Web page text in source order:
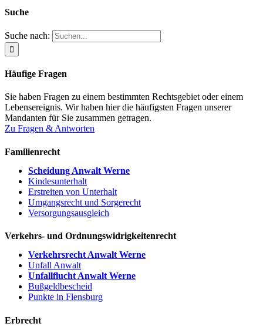
Suche
Suche nach:
Häufige Fragen
Sie haben Fragen zu einem bestimmten Rechtsgebiet oder einem
Lebensereignis. Wir haben hier die häufigsten Fragen unserer
Mandanten für Sie zusammen getragen.
Zu Fragen & Antworten
Familienrecht
Scheidung Anwalt Werne
Kindesunterhalt
Erstreiten von Unterhalt
Umgangsrecht und Sorgerecht
Versorgungsausgleich
Verkehrs- und Ordnungswidrigkeitenrecht
Verkehrsrecht Anwalt Werne
Unfall Anwalt
Unfallflucht Anwalt Werne
Bußgeldbescheid
Punkte in Flensburg
Erbrecht